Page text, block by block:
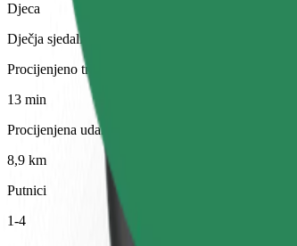
Djeca
Dječja sjedalica sa sigurnosnim pojasem
Procijenjeno trajanje putovanja
13 min
Procijenjena udaljenost
8,9 km
Putnici
1-4